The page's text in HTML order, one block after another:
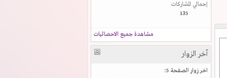
إجمالي المشاركات
135
مشاهدة جميع الاحصائيات
آخر الزوار
اخر زوار الصفحة 5: